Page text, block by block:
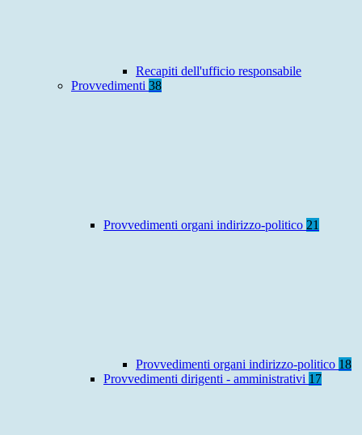
Recapiti dell'ufficio responsabile
Provvedimenti 38
Provvedimenti organi indirizzo-politico 21
Provvedimenti organi indirizzo-politico 18
Provvedimenti dirigenti - amministrativi 17